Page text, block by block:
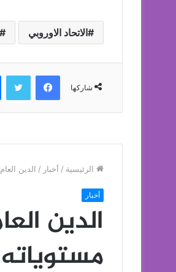
الاتحاد الاوروبي
شاركها
فيسبوك